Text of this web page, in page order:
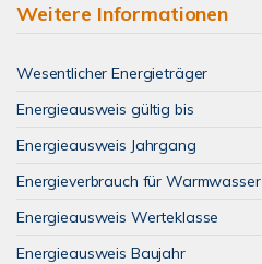
Weitere Informationen
Wesentlicher Energieträger
Energieausweis gültig bis
Energieausweis Jahrgang
Energieverbrauch für Warmwasser
Energieausweis Werteklasse
Energieausweis Baujahr